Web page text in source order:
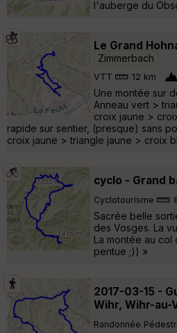
l'auberge du
Le Grand
Zimmerbach
VTT 12 km
Une montée sur
Anneau vert >
croix jaune >
rapide sur sentier, (presque) sans
croix jaune > triangle jaune > croix
cyclo - Grand
Cyclotourisme
Sacrée belle
des Vosges. La
La montée au col
pentue ;)) »
2017-03-15 -
Wihr, Wihr-au-
Randonnée